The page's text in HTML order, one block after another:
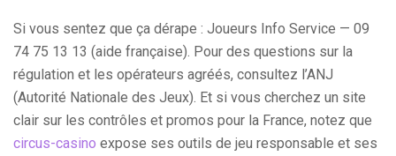
Si vous sentez que ça dérape : Joueurs Info Service — 09
74 75 13 13 (aide française). Pour des questions sur la
régulation et les opérateurs agréés, consultez l’ANJ
(Autorité Nationale des Jeux). Et si vous cherchez un site
clair sur les contrôles et promos pour la France, notez que
circus-casino expose ses outils de jeu responsable et ses